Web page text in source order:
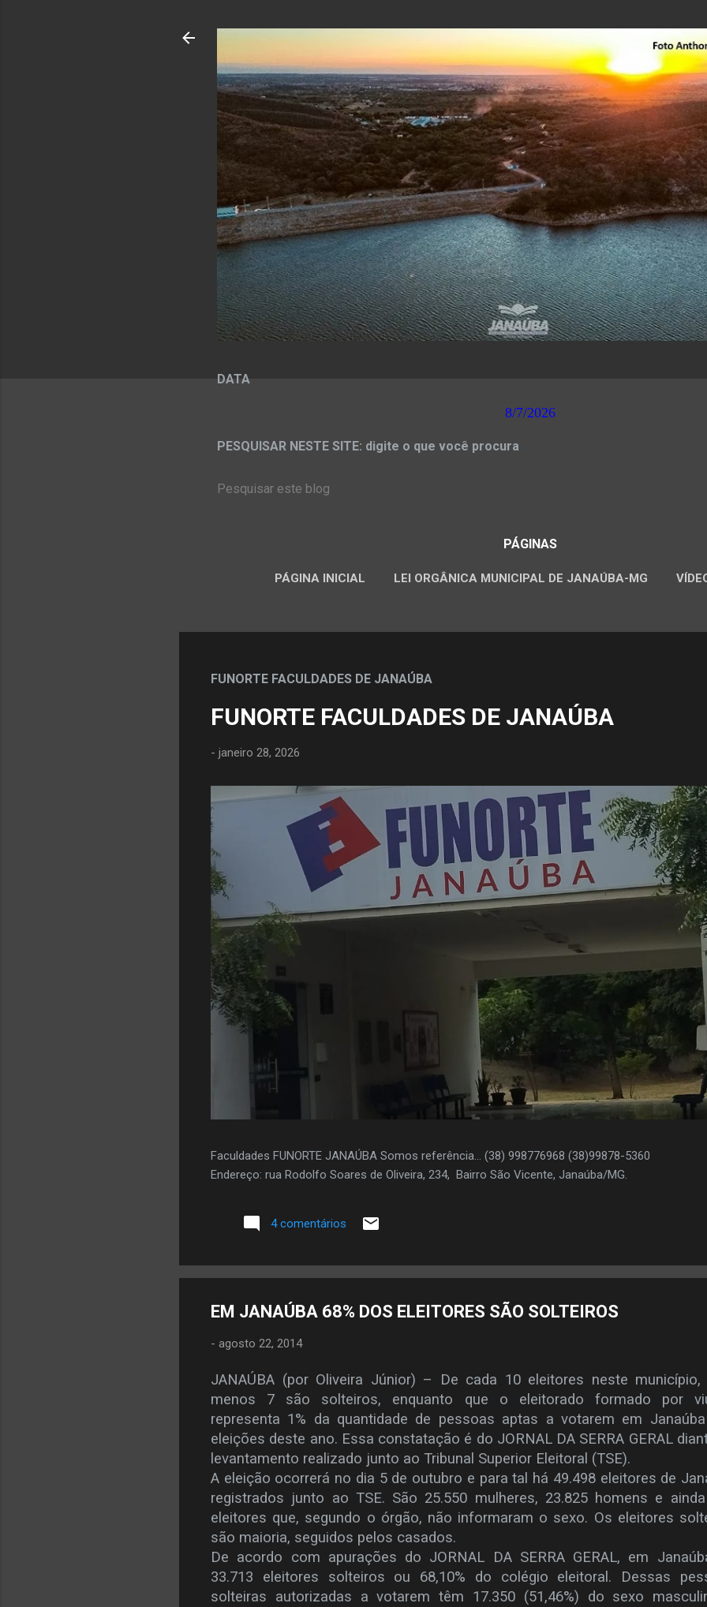
DATA
8/7/2026
PESQUISAR NESTE SITE: digite o que você procura
PÁGINAS
PÁGINA INICIAL LEI ORGÂNICA MUNICIPAL DE JANAÚBA-MG
FUNORTE FACULDADES DE JANAÚBA
FUNORTE FACULDADES DE JANAÚBA
- janeiro 28, 2026
Faculdades FUNORTE JANAÚBA Somos referência... (38) 998776968 (38)99878-5360
Endereço: rua Rodolfo Soares de Oliveira, 234, Bairro São Vicente, Janaúba/MG.
4 comentários
EM JANAÚBA 68% DOS ELEITORES SÃO SOLTEIROS
- agosto 22, 2014
JANAÚBA (por Oliveira Júnior) – De cada 10 eleitores neste município,
menos 7 são solteiros, enquanto que o eleitorado formado por
representa 1% da quantidade de pessoas aptas a votarem em
eleições deste ano. Essa constatação é do JORNAL DA SERRA GERAL
levantamento realizado junto ao Tribunal Superior Eleitoral (TSE).
A eleição ocorrerá no dia 5 de outubro e para tal há 49.498 eleitores de
registrados junto ao TSE. São 25.550 mulheres, 23.825 homens e
eleitores que, segundo o órgão, não informaram o sexo. Os eleitores
são maioria, seguidos pelos casados.
De acordo com apurações do JORNAL DA SERRA GERAL, em
33.713 eleitores solteiros ou 68,10% do colégio eleitoral. Dessas
solteiras autorizadas a votarem têm 17.350 (51,46%) do sexo